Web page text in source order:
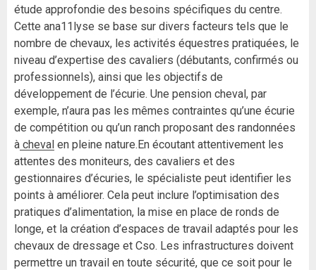
étude approfondie des besoins spécifiques du centre.
Cette ana11lyse se base sur divers facteurs tels que le
nombre de chevaux, les activités équestres pratiquées, le
niveau d’expertise des cavaliers (débutants, confirmés ou
professionnels), ainsi que les objectifs de
développement de l’écurie. Une pension cheval, par
exemple, n’aura pas les mêmes contraintes qu’une écurie
de compétition ou qu’un ranch proposant des randonnées
à cheval en pleine nature.En écoutant attentivement les
attentes des moniteurs, des cavaliers et des
gestionnaires d’écuries, le spécialiste peut identifier les
points à améliorer. Cela peut inclure l’optimisation des
pratiques d’alimentation, la mise en place de ronds de
longe, et la création d’espaces de travail adaptés pour les
chevaux de dressage et Cso. Les infrastructures doivent
permettre un travail en toute sécurité, que ce soit pour le